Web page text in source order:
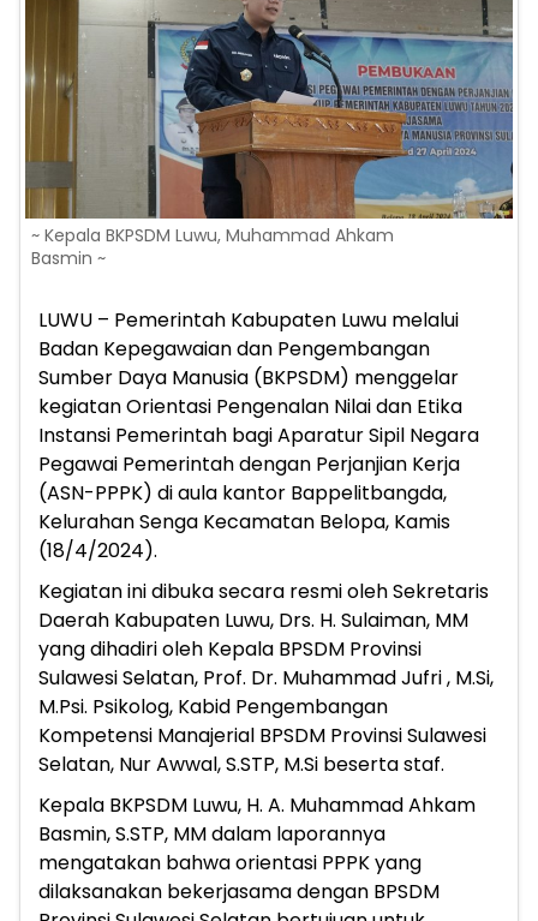
~ Kepala BKPSDM Luwu, Muhammad Ahkam
Basmin ~
LUWU – Pemerintah Kabupaten Luwu melalui
Badan Kepegawaian dan Pengembangan
Sumber Daya Manusia (BKPSDM) menggelar
kegiatan Orientasi Pengenalan Nilai dan Etika
Instansi Pemerintah bagi Aparatur Sipil Negara
Pegawai Pemerintah dengan Perjanjian Kerja
(ASN-PPPK) di aula kantor Bappelitbangda,
Kelurahan Senga Kecamatan Belopa, Kamis
(18/4/2024).
Kegiatan ini dibuka secara resmi oleh Sekretaris
Daerah Kabupaten Luwu, Drs. H. Sulaiman, MM
yang dihadiri oleh Kepala BPSDM Provinsi
Sulawesi Selatan, Prof. Dr. Muhammad Jufri , M.Si,
M.Psi. Psikolog, Kabid Pengembangan
Kompetensi Manajerial BPSDM Provinsi Sulawesi
Selatan, Nur Awwal, S.STP, M.Si beserta staf.
Kepala BKPSDM Luwu, H. A. Muhammad Ahkam
Basmin, S.STP, MM dalam laporannya
mengatakan bahwa orientasi PPPK yang
dilaksanakan bekerjasama dengan BPSDM